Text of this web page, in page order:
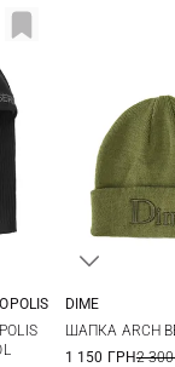
DIME
ШАПКА ARCH
1 150 ГРН2